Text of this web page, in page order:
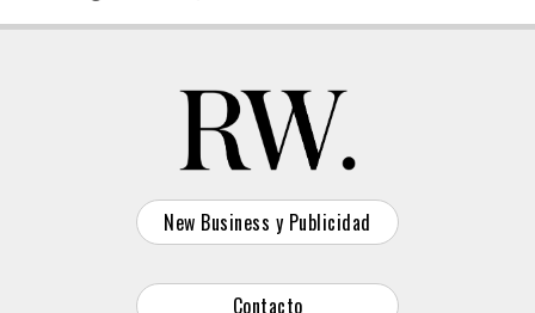
New Business y Publicidad
Contacto